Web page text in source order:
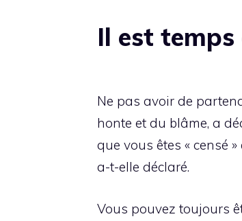
Il est temps
Ne pas avoir de
honte et du blâme, a
que vous êtes « censé
a-t-elle déclaré.
Vous pouvez toujours